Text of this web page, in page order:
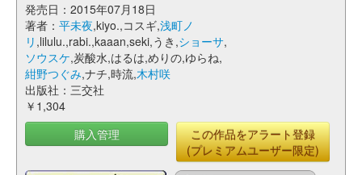
発売日：2015年07月18日
著者： 平未夜,kiyo.,コスギ,浅町ノ
リ ,lilulu.,rabi.,kaaan,seki,うき,ショーサ,
ソウスケ,炭酸水,はるは,めりの,ゆらね,
紺野つぐみ,ナチ,時流,木村咲
出版社：三交社
￥1,304
購入管理
この作品をアラート登録
(プレミアムユーザー限定)